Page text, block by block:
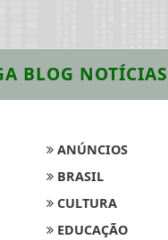
BLOG
ANÚNCIOS
BRASIL
CULTURA
EDUCAÇÃO